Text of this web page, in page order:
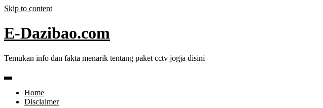
Skip to content
E-Dazibao.com
Temukan info dan fakta menarik tentang paket cctv jogja disini
Home
Disclaimer